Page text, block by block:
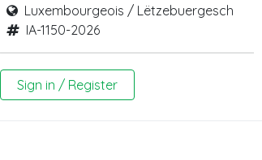
Luxembourgeois / Lëtzebuergesch
IA-1150-2026
Sign in / Register